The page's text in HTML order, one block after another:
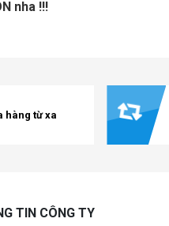
nha !!!
hàng từ xa
TIN CÔNG TY